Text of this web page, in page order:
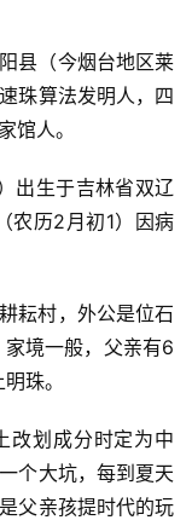
县（今烟台地区莱
珠算法发明人，四
馆人。
出生于吉林省双辽
农历2月初1）因病
耘村，外公是位石
境一般，父亲有6
珠。
改划成分时定为中
个大坑，每到夏天
父亲孩提时代的玩